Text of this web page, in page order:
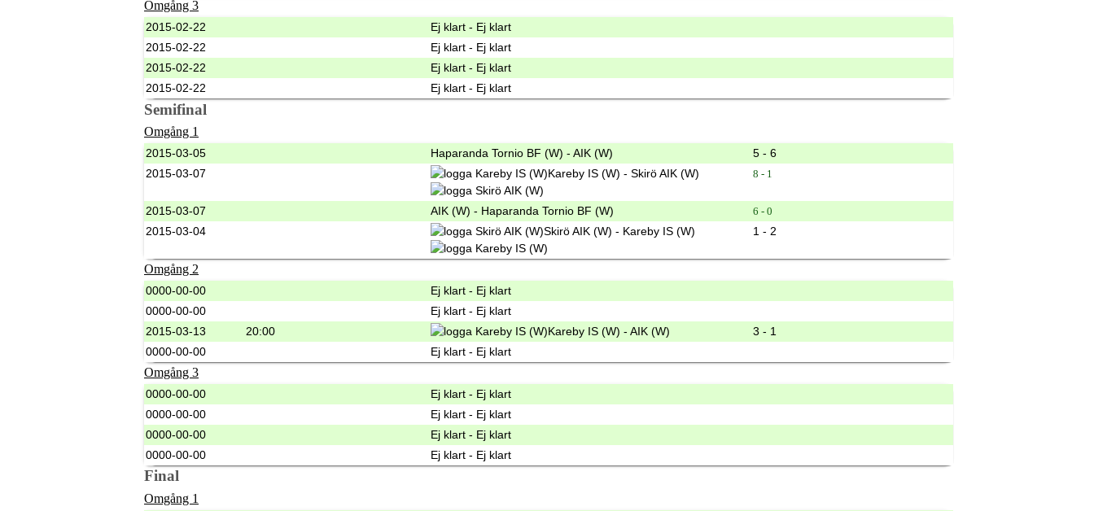
Omgång 3
2015-02-22
Ej klart - Ej klart
2015-02-22
Ej klart - Ej klart
2015-02-22
Ej klart - Ej klart
2015-02-22
Ej klart - Ej klart
Semifinal
Omgång 1
2015-03-05 Haparanda Tornio BF (W) - AIK (W)
5 - 6
2015-03-07
Kareby IS (W) - Skirö AIK (W) 8 - 1
2015-03-07 AIK (W) - Haparanda Tornio BF (W) 6 - 0
2015-03-04 Skirö AIK (W) - Kareby IS (W) 1 - 2
Omgång 2
0000-00-00
Ej klart - Ej klart
0000-00-00
Ej klart - Ej klart
2015-03-13
20:00 Kareby IS (W) - AIK (W)
3 - 1
0000-00-00
Ej klart - Ej klart
Omgång 3
0000-00-00
Ej klart - Ej klart
0000-00-00
Ej klart - Ej klart
0000-00-00
Ej klart - Ej klart
0000-00-00
Ej klart - Ej klart
Final
Omgång 1